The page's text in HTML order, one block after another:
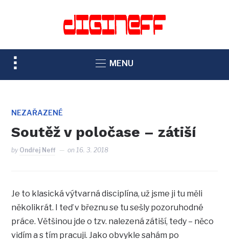
TOGGLE
SIDEBAR
NAVIGATION
MENU
NEZAŘAZENÉ
Soutěž v poločase – zátiší
by Ondřej Neff on16. 3. 2018
Je to klasická výtvarná disciplína, už jsme ji tu měli
několikrát. I teď v březnu se tu sešly pozoruhodné
práce. Většinou jde o tzv. nalezená zátiší, tedy – něco
vidím a s tím pracuji. Jako obvykle sahám po